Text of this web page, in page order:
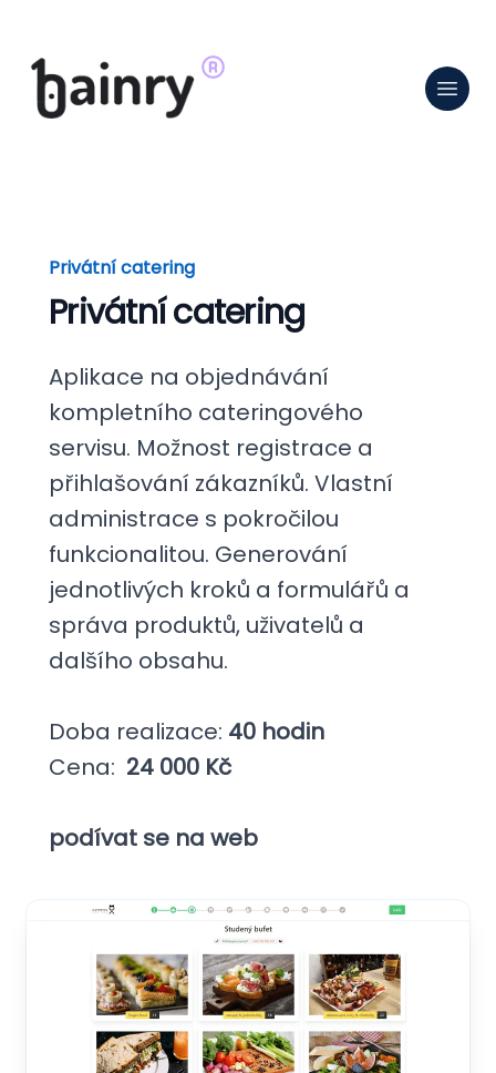
Privátní catering
Privátní catering
Aplikace na objednávání
kompletního cateringového
servisu. Možnost registrace a
přihlašování zákazníků. Vlastní
administrace s pokročilou
funkcionalitou. Generování
jednotlivých kroků a formulářů a
správa produktů, uživatelů a
dalšího obsahu.
Doba realizace: 40 hodin
Cena: 24 000 Kč
podívat se na web